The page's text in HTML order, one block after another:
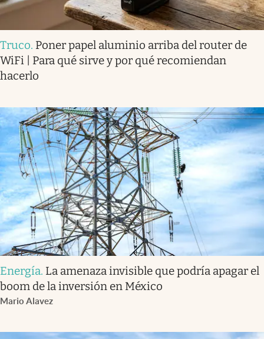
Truco. Poner papel aluminio arriba del router de
WiFi | Para qué sirve y por qué recomiendan
hacerlo
Energía. La amenaza invisible que podría apagar el
boom de la inversión en México
Mario Alavez